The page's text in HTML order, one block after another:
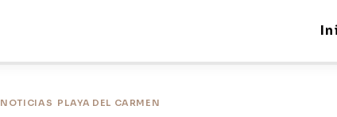
NOTICIAS PLAYA DEL CARMEN